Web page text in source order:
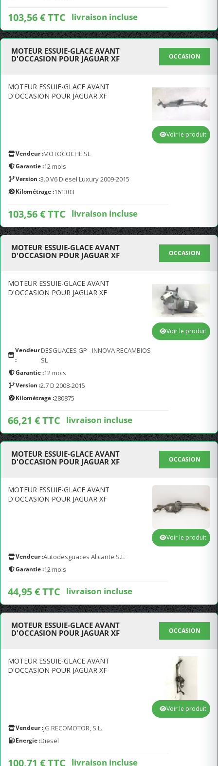
103,56 € TTC livraison incluse
MOTEUR ESSUIE-GLACE AVANT
D'OCCASION POUR JAGUAR XF
OCCASION
MOTEUR ESSUIE-GLACE AVANT
D'OCCASION POUR JAGUAR XF
Vendeur :MOTOCOCHE SL
Garantie :12 mois
Version :3.0 V6 Diesel Luxury 2009-2015
Kilométrage :161303
103,56 € TTC livraison incluse
Voir le produit
MOTEUR ESSUIE-GLACE AVANT
D'OCCASION POUR JAGUAR XF
OCCASION
MOTEUR ESSUIE-GLACE AVANT
D'OCCASION POUR JAGUAR XF
Vendeur
:
DESGUACES GP - INNOVA RECAMBIOS
SL
Garantie :12 mois
Version :2.7 D 2008-2015
Kilométrage :280875
66,21 € TTC livraison incluse
Voir le produit
MOTEUR ESSUIE-GLACE AVANT
D'OCCASION POUR JAGUAR XF
OCCASION
MOTEUR ESSUIE-GLACE AVANT
D'OCCASION POUR JAGUAR XF
Vendeur :Autodesguaces Alicante S.L.
Garantie :12 mois
44,95 € TTC livraison incluse
Voir le produit
MOTEUR ESSUIE-GLACE AVANT
D'OCCASION POUR JAGUAR XF
OCCASION
MOTEUR ESSUIE-GLACE AVANT
D'OCCASION POUR JAGUAR XF
Vendeur :JG RECOMOTOR, S.L.
Energie :Diesel
100,71 € TTC livraison incluse
Voir le produit